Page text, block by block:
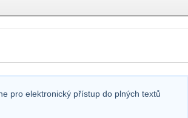
pro elektronický přístup do plných textů